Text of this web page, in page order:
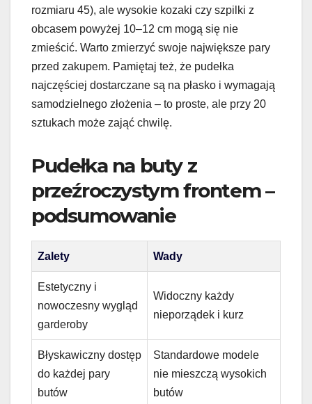
rozmiaru 45), ale wysokie kozaki czy szpilki z
obcasem powyżej 10–12 cm mogą się nie
zmieścić. Warto zmierzyć swoje największe pary
przed zakupem. Pamiętaj też, że pudełka
najczęściej dostarczane są na płasko i wymagają
samodzielnego złożenia – to proste, ale przy 20
sztukach może zająć chwilę.
Pudełka na buty z
przeźroczystym frontem –
podsumowanie
Zalety Wady
Estetyczny i
nowoczesny wygląd
garderoby
Widoczny każdy
nieporządek i kurz
Błyskawiczny dostęp
do każdej pary
butów
Standardowe modele
nie mieszczą wysokich
butów